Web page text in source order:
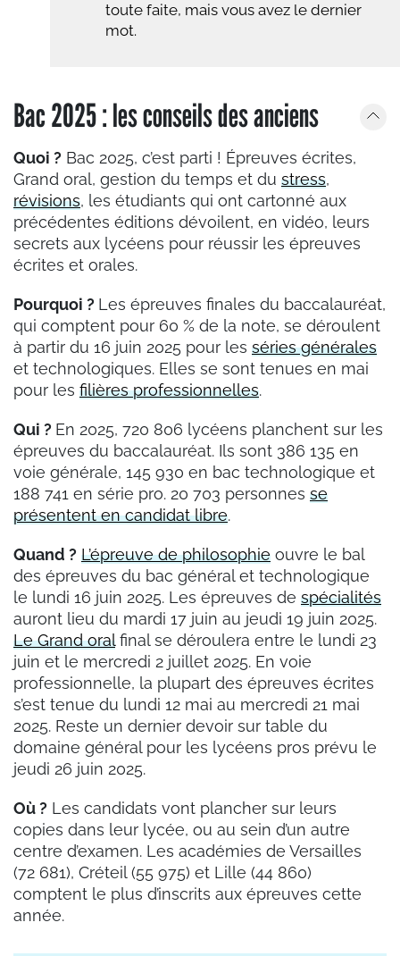
toute faite, mais vous avez le dernier
mot.
Bac 2025 : les conseils des anciens
Quoi ? Bac 2025, c’est parti ! Épreuves écrites,
Grand oral, gestion du temps et du stress,
révisions, les étudiants qui ont cartonné aux
précédentes éditions dévoilent, en vidéo, leurs
secrets aux lycéens pour réussir les épreuves
écrites et orales.
Pourquoi ? Les épreuves finales du baccalauréat,
qui comptent pour 60 % de la note, se déroulent
à partir du 16 juin 2025 pour les séries générales
et technologiques. Elles se sont tenues en mai
pour les filières professionnelles.
Qui ? En 2025, 720 806 lycéens planchent sur les
épreuves du baccalauréat. Ils sont 386 135 en
voie générale, 145 930 en bac technologique et
188 741 en série pro. 20 703 personnes se
présentent en candidat libre.
Quand ? L’épreuve de philosophie ouvre le bal
des épreuves du bac général et technologique
le lundi 16 juin 2025. Les épreuves de spécialités
auront lieu du mardi 17 juin au jeudi 19 juin 2025.
Le Grand oralfinal se déroulera entre le lundi 23
juin et le mercredi 2 juillet 2025. En voie
professionnelle, la plupart des épreuves écrites
s’est tenue du lundi 12 mai au mercredi 21 mai
2025. Reste un dernier devoir sur table du
domaine général pour les lycéens pros prévu le
jeudi 26 juin 2025.
Où ? Les candidats vont plancher sur leurs
copies dans leur lycée, ou au sein d’un autre
centre d’examen. Les académies de Versailles
(72 681), Créteil (55 975) et Lille (44 860)
comptent le plus d’inscrits aux épreuves cette
année.